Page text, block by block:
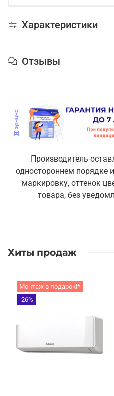
Характеристики
Отзывы
Производитель
одностороннем порядке
маркировку, оттенок
товара, без
Хиты продаж
Монтаж в подарок!*
-26%